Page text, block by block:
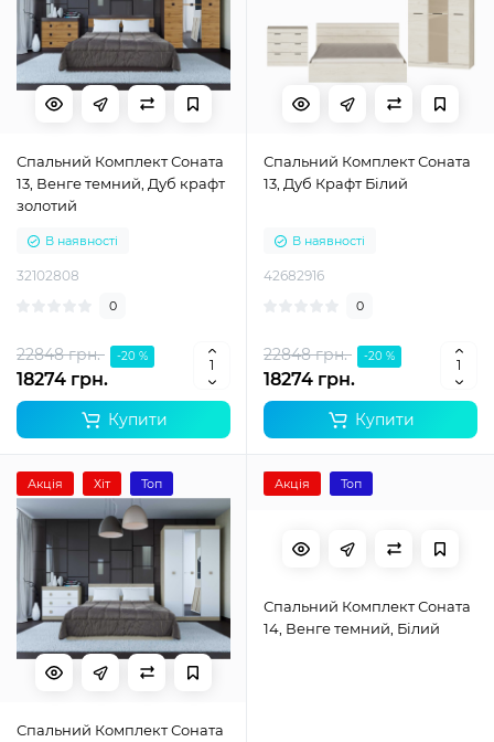
Спальний Комплект Соната
13, Венге темний, Дуб крафт
золотий
В наявності
32102808
0
22848 грн. -20 %
18274 грн.
Купити
Спальний Комплект Соната
13, Дуб Крафт Білий
В наявності
42682916
0
22848 грн. -20 %
18274 грн.
Купити
Акція Хіт Топ
Спальний Комплект Соната
Акція Топ
Спальний Комплект Соната
14, Венге темний, Білий